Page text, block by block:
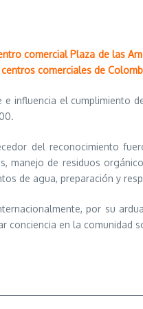
comercial Plaza de las
comerciales de
influencia el cumplimiento
del reconocimiento
manejo de residuos
de agua, preparación y
por su
en la comunidad